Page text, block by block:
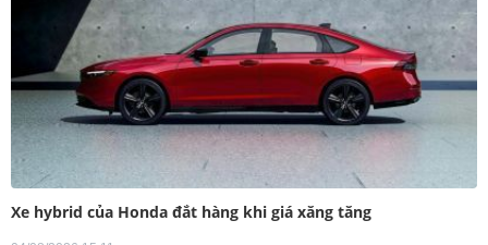
Xe hybrid của Honda đắt hàng khi giá xăng tăng